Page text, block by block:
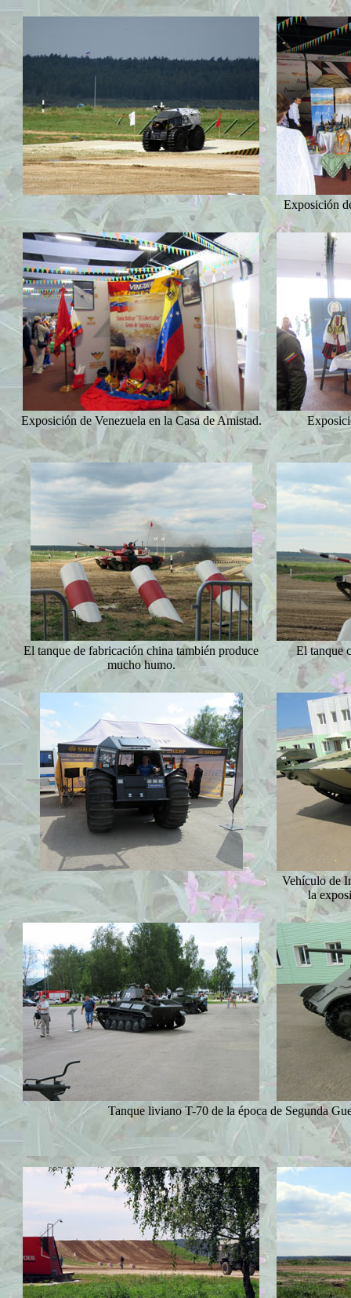
Exposición
Exposición de Venezuela en la Casa de Amistad.
El tanque de fabricación china también produce
mucho humo.
El tanque
Vehículo de
la
Tanque liviano T-70 de la época de Segunda